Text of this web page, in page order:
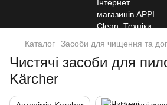
Каталог Засоби для чищення та
Чистячі засоби для
Kärcher